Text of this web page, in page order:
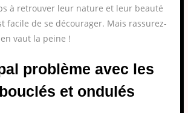
à retrouver leur nature et leur beauté
facile de se décourager. Mais rassurez-
vaut la peine !
problème avec les
et ondulés